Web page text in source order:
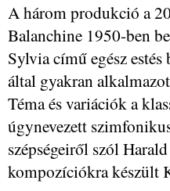
A három produkció a
Balanchine 1950-ben
Sylvia című egész
által gyakran
Téma és variációk a
úgynevezett
szépségeiről szól
kompozíciókra készült